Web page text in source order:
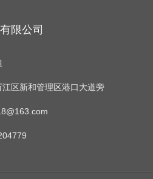
限公司
区新和管理区港口大道旁